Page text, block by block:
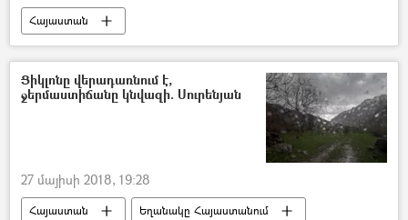
Հայաստան
Ցիկլոնը վերադառնում է,
ջերմաստիճանը կնվազի. Սուրենյան
27 մայիսի 2018, 19:28
Հայաստան Եղանակը Հայաստանում